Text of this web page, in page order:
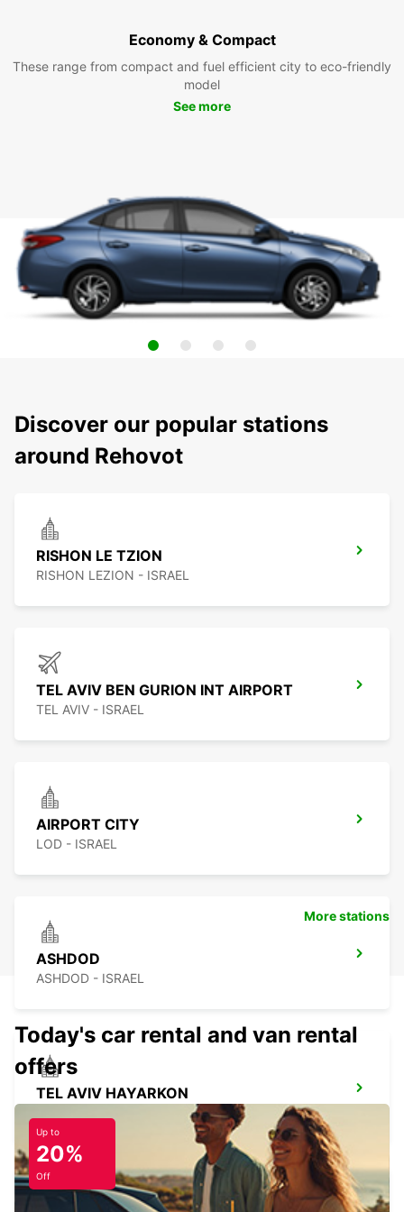
Economy & Compact
These range from compact and fuel efficient city to eco-friendly
model
See more
Discover our popular stations
around Rehovot
RISHON LE TZION
RISHON LEZION - ISRAEL
TEL AVIV BEN GURION INT AIRPORT
TEL AVIV - ISRAEL
AIRPORT CITY
LOD - ISRAEL
ASHDOD
ASHDOD - ISRAEL
TEL AVIV HAYARKON
More stations
Today's car rental and van rental
offers
Up to
20%
Off